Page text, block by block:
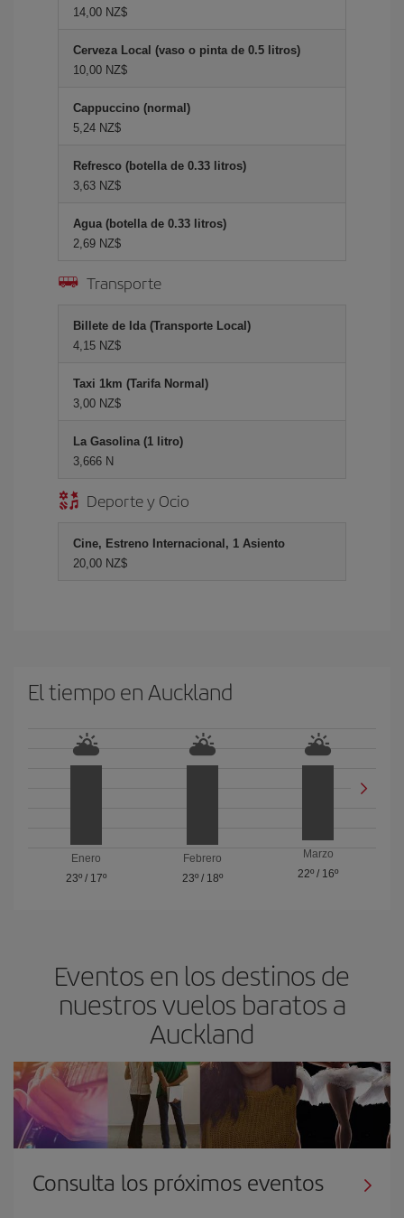
14,00 NZ$
Cerveza Local (vaso o pinta de 0.5 litros)
10,00 NZ$
Cappuccino (normal)
5,24 NZ$
Refresco (botella de 0.33 litros)
3,63 NZ$
Agua (botella de 0.33 litros)
2,69 NZ$
Transporte
Billete de Ida (Transporte Local)
4,15 NZ$
Taxi 1km (Tarifa Normal)
3,00 NZ$
La Gasolina (1 litro)
3,666 N
Deporte y Ocio
Cine, Estreno Internacional, 1 Asiento
20,00 NZ$
El tiempo en Auckland
Enero
23º/ 17º
Febrero
23º/ 18º
Marzo
22º / 16º
Eventos en los destinos de
nuestros vuelos baratos a
Auckland
Consulta los próximos eventos